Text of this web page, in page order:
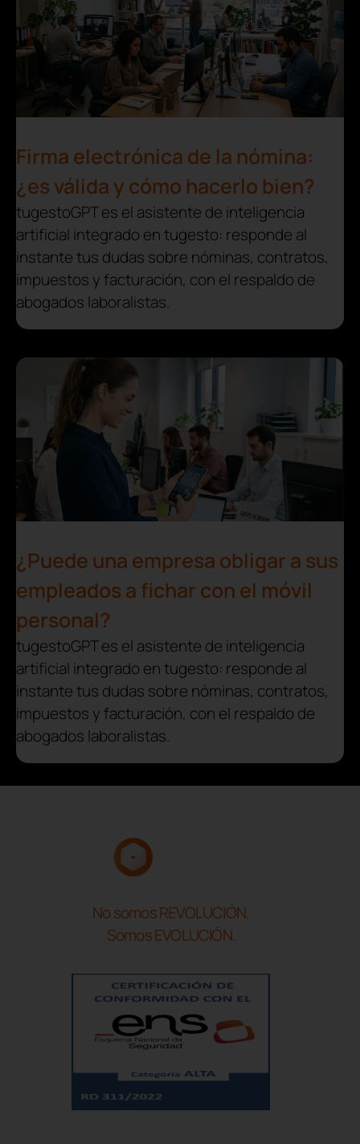
Firma electrónica de la nómina:
¿es válida y cómo hacerlo bien?
tugestoGPT es el asistente de inteligencia
artificial integrado en tugesto: responde al
instante tus dudas sobre nóminas, contratos,
impuestos y facturación, con el respaldo de
abogados laboralistas.
¿Puede una empresa obligar a sus
empleados a fichar con el móvil
personal?
tugestoGPT es el asistente de inteligencia
artificial integrado en tugesto: responde al
instante tus dudas sobre nóminas, contratos,
impuestos y facturación, con el respaldo de
abogados laboralistas.
No somos REVOLUCIÓN.
Somos EVOLUCIÓN.